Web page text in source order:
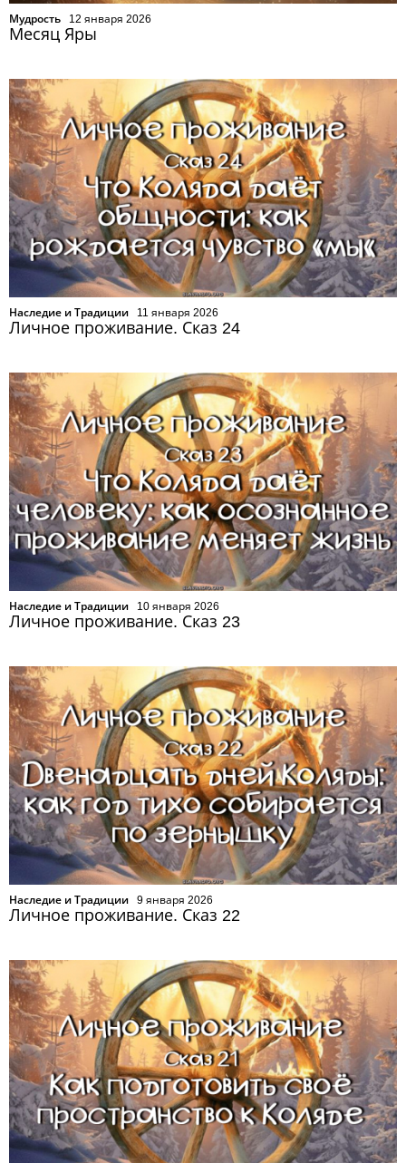
Мудрость 12 января 2026
Месяц Яры
Наследие и Традиции 11 января 2026
Личное проживание. Сказ 24
Наследие и Традиции 10 января 2026
Личное проживание. Сказ 23
Наследие и Традиции 9 января 2026
Личное проживание. Сказ 22